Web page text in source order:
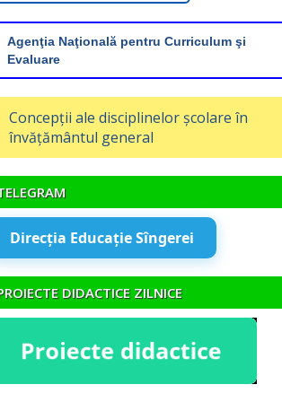
Agenţia Naţională pentru Curriculum şi
Evaluare
Concepții ale disciplinelor școlare în
învățământul general
Direcția Educație Sîngerei
DIDACTICE ZILNICE